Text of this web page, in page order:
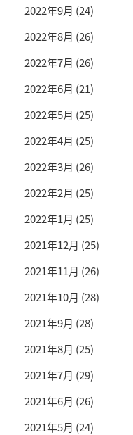
2022年9月 (24)
2022年8月 (26)
2022年7月 (26)
2022年6月 (21)
2022年5月 (25)
2022年4月 (25)
2022年3月 (26)
2022年2月 (25)
2022年1月 (25)
2021年12月 (25)
2021年11月 (26)
2021年10月 (28)
2021年9月 (28)
2021年8月 (25)
2021年7月 (29)
2021年6月 (26)
2021年5月 (24)